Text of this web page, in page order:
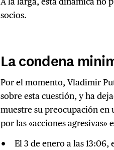
socios.
La condena
Por el momento, Vladimir
sobre esta cuestión, y ha
muestre su preocupación en
por las «acciones agresivas»
El 3 de enero a las